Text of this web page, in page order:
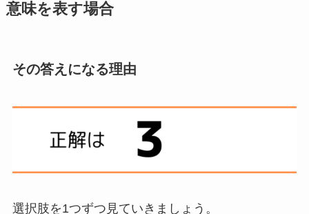
意味を表す場合
その答えになる理由
選択肢を1つずつ見ていきましょう。